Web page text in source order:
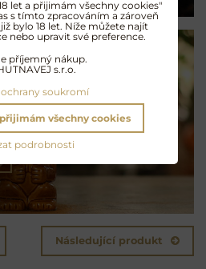
Následující produkt
let a přijimám všechny cookies"
s tímto zpracováním a zároveň
bylo 18 let. Níže můžete najít
nebo upravit své preference.
příjemný nákup.
s.r.o.
ochrany soukromí
podrobnosti
všechny cookies